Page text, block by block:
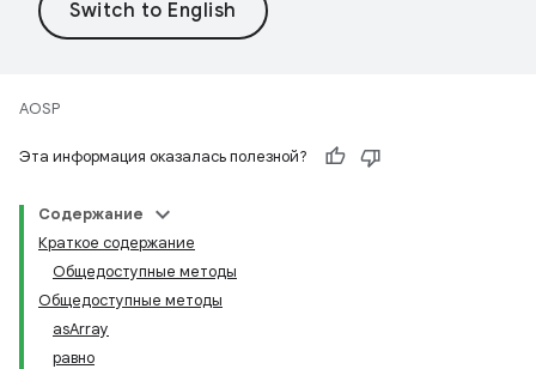
AOSP
Эта информация оказалась полезной?
Содержание
Краткое содержание
Общедоступные методы
Общедоступные методы
asArray
равно